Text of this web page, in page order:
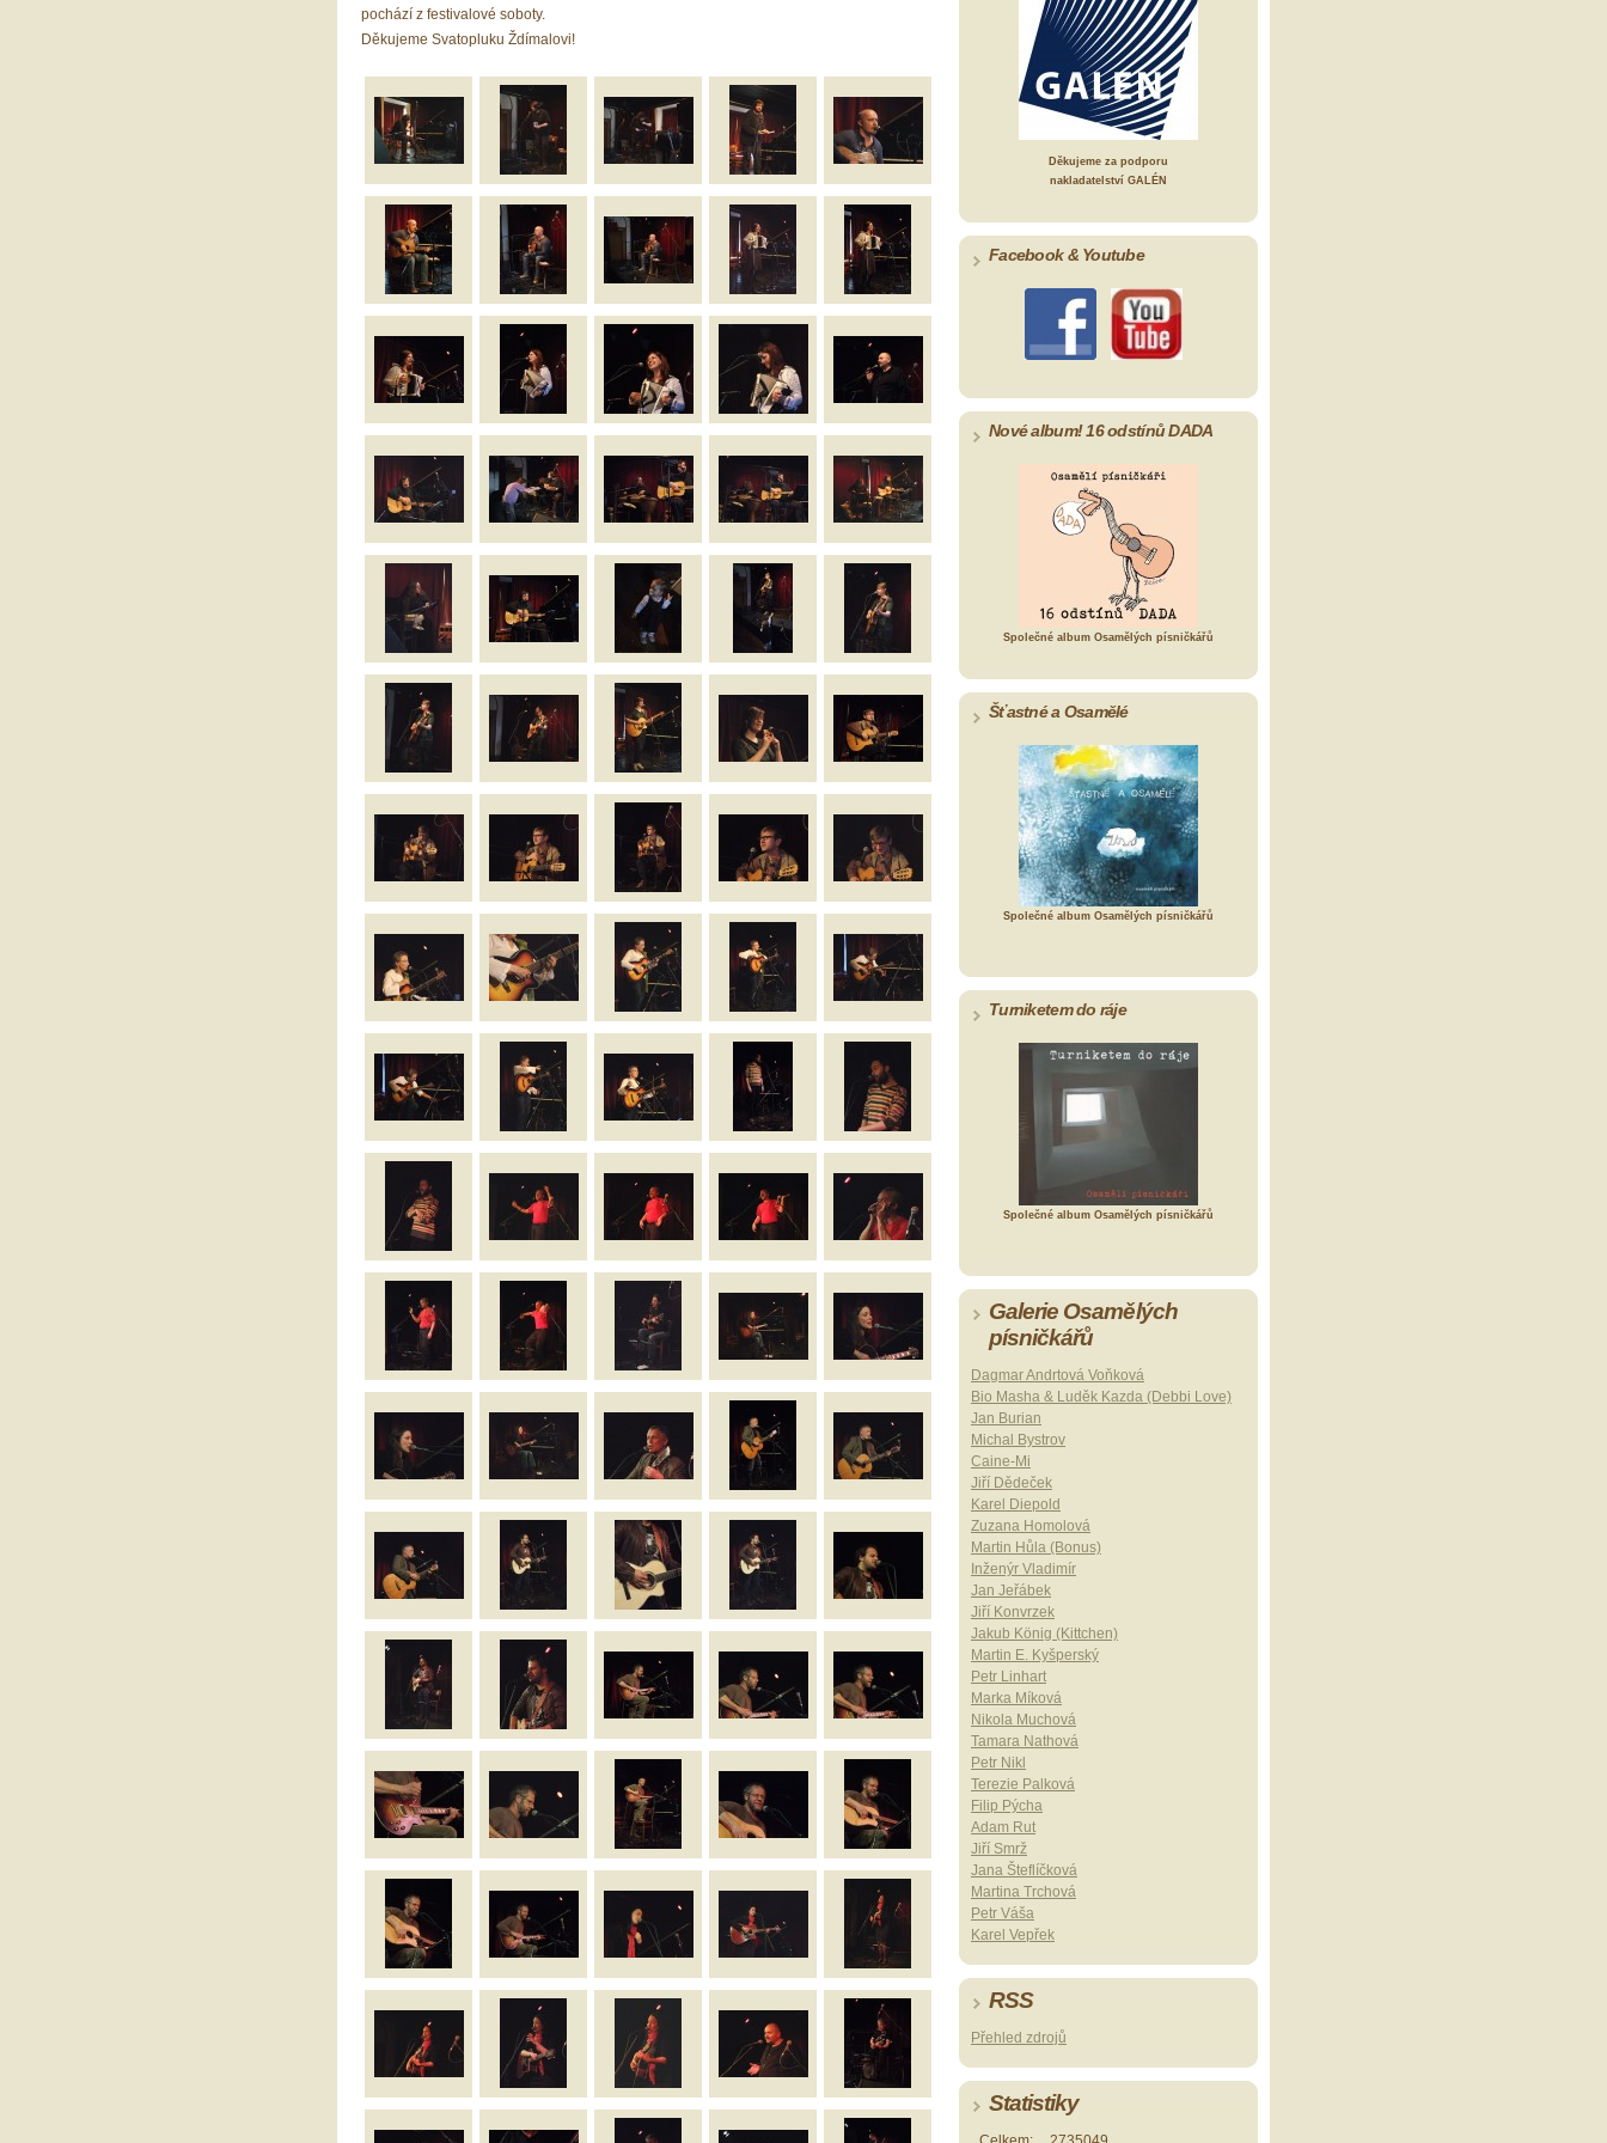
pochází z festivalové soboty.
Děkujeme Svatopluku Ždímalovi!
Děkujeme za podporu
nakladatelství GALÉN
Facebook & Youtube
Nové album! 16 odstínů DADA
Společné album Osamělých písničkářů
Šťastné a Osamělé
Společné album Osamělých písničkářů
Turniketem do ráje
Společné album Osamělých písničkářů
Galerie Osamělých
písničkářů
Dagmar Andrtová Voňková
Bio Masha & Luděk Kazda (Debbi Love)
Jan Burian
Michal Bystrov
Caine-Mi
Jiří Dědeček
Karel Diepold
Zuzana Homolová
Martin Hůla (Bonus)
Inženýr Vladimír
Jan Jeřábek
Jiří Konvrzek
Jakub König (Kittchen)
Martin E. Kyšperský
Petr Linhart
Marka Míková
Nikola Muchová
Tamara Nathová
Petr Nikl
Terezie Palková
Filip Pýcha
Adam Rut
Jiří Smrž
Jana Šteflíčková
Martina Trchová
Petr Váša
Karel Vepřek
RSS
Přehled zdrojů
Statistiky